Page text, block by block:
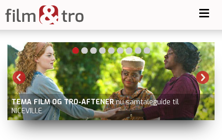
TEMA FILM OG TRO-AFTENER nu samtaleguide til
NICEVILLE